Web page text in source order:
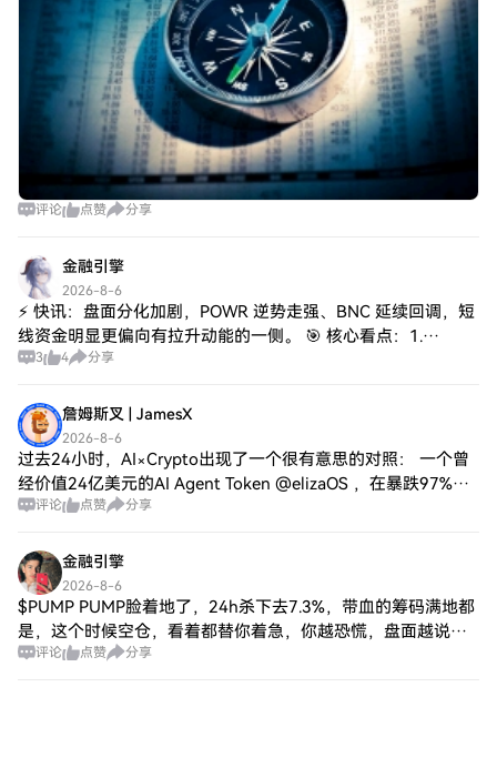
评论 点赞 分享
金融引擎
2026-8-6
⚡ 快讯：盘面分化加剧，POWR 逆势走强、BNC 延续回调，短
线资金明显更偏向有拉升动能的一侧。 🎯 核心看点：1.
POWRUSDT 现报 $2.459，24h -3.27%，从开盘 $0.039
3 4 分享
詹姆斯叉 | JamesX
2026-8-6
过去24小时，AI×Crypto出现了一个很有意思的对照： 一个曾
经价值24亿美元的AI Agent Token @elizaOS ，在暴跌97%后
被创始人宣布“死亡”。 另一边，x402在 @Alg
评论 点赞 分享
金融引擎
2026-8-6
$PUMP PUMP脸着地了，24h杀下去7.3%，带血的筹码满地都
是，这个时候空仓，看着都替你着急，你越恐慌，盘面越说明
快到位了。恐慌盘出清之日，就是反弹开始之时。
评论 点赞 分享